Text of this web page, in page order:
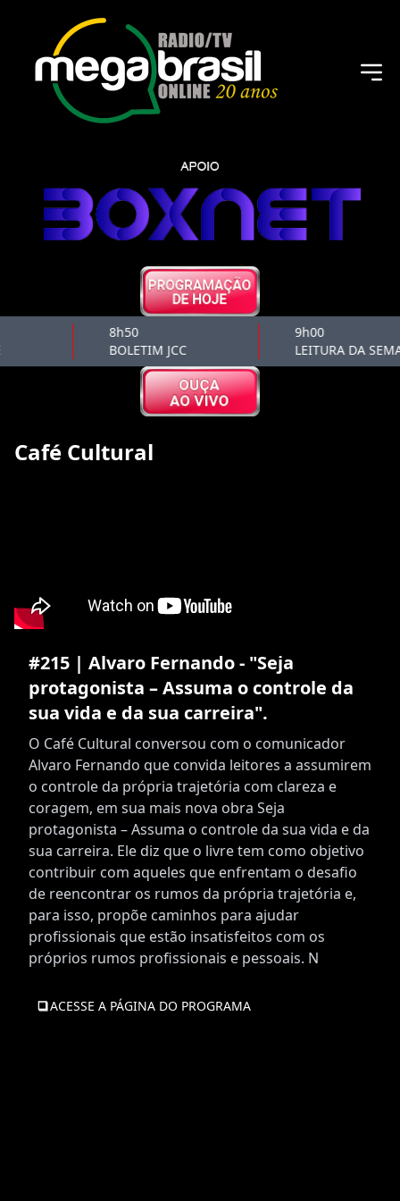
8h50
BOLETIM JCC
9h00
LEITURA DA
Café Cultural
#215 | Alvaro Fernando - "Seja
protagonista – Assuma o controle da
sua vida e da sua carreira".
O Café Cultural conversou com o comunicador
Alvaro Fernando que convida leitores a assumirem
o controle da própria trajetória com clareza e
coragem, em sua mais nova obra Seja
protagonista – Assuma o controle da sua vida e da
sua carreira. Ele diz que o livre tem como objetivo
contribuir com aqueles que enfrentam o desafio
de reencontrar os rumos da própria trajetória e,
para isso, propõe caminhos para ajudar
profissionais que estão insatisfeitos com os
próprios rumos profissionais e pessoais. N
ACESSE A PÁGINA DO PROGRAMA